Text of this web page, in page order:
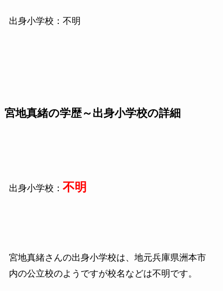
出身小学校：不明
宮地真緒の学歴～出身小学校の詳細
出身小学校： 不明
宮地真緒さんの出身小学校は、地元兵庫県洲本市
内の公立校のようですが校名などは不明です。